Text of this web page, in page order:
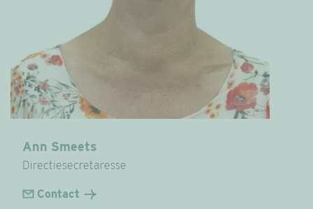
Ann Smeets
Directiesecretaresse
Contact